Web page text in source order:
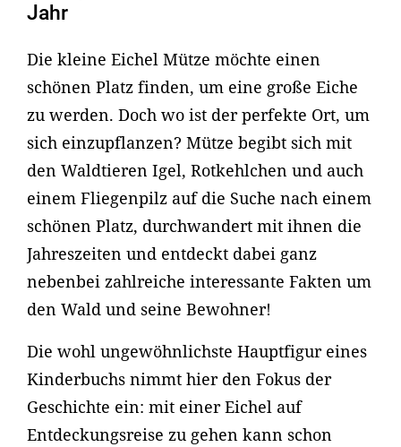
Jahr
Die kleine Eichel Mütze möchte einen
schönen Platz finden, um eine große Eiche
zu werden. Doch wo ist der perfekte Ort, um
sich einzupflanzen? Mütze begibt sich mit
den Waldtieren Igel, Rotkehlchen und auch
einem Fliegenpilz auf die Suche nach einem
schönen Platz, durchwandert mit ihnen die
Jahreszeiten und entdeckt dabei ganz
nebenbei zahlreiche interessante Fakten um
den Wald und seine Bewohner!
Die wohl ungewöhnlichste Hauptfigur eines
Kinderbuchs nimmt hier den Fokus der
Geschichte ein: mit einer Eichel auf
Entdeckungsreise zu gehen kann schon